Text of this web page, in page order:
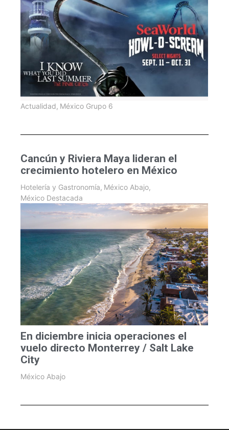
Actualidad, México Grupo 6
Cancún y Riviera Maya lideran el
crecimiento hotelero en México
Hotelería y Gastronomía, México Abajo,
México Destacada
En diciembre inicia operaciones el
vuelo directo Monterrey / Salt Lake
City
México Abajo